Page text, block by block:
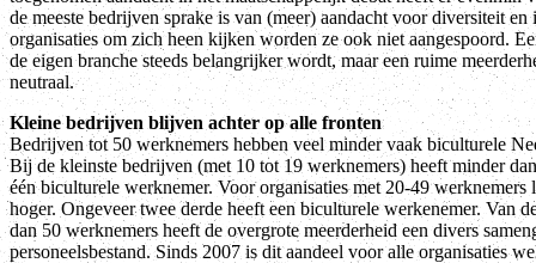
de meeste bedrijven sprake is van (meer) aandacht voor diversiteit en
organisaties om zich heen kijken worden ze ook niet aangespoord.
de eigen branche steeds belangrijker wordt, maar een ruime
neutraal.
Kleine bedrijven blijven achter op alle fronten
Bedrijven tot 50 werknemers hebben veel minder vaak biculturele
Bij de kleinste bedrijven (met 10 tot 19 werknemers) heeft minder
één biculturele werknemer. Voor organisaties met 20-49 werknemers
hoger. Ongeveer twee derde heeft een biculturele werkenemer. Van
dan 50 werknemers heeft de overgrote meerderheid een divers
personeelsbestand. Sinds 2007 is dit aandeel voor alle organisaties